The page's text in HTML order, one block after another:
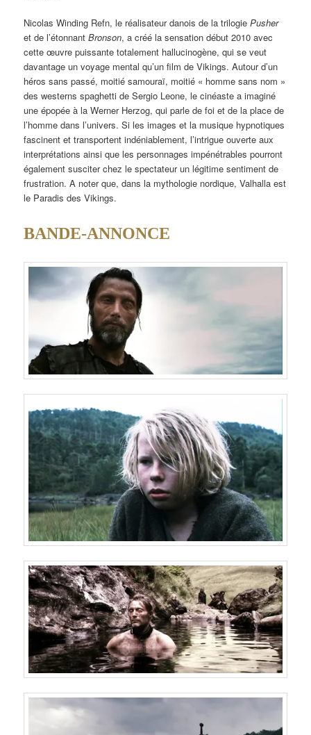
Nicolas Winding Refn, le réalisateur danois de la trilogiePusher
et de l’étonnantBronson, a créé la sensation début 2010 avec
cette œuvre puissante totalement hallucinogène, qui se veut
davantage un voyage mental qu’un film de Vikings. Autour d’un
héros sans passé, moitié samouraï, moitié « homme sans nom »
des westerns spaghetti de Sergio Leone, le cinéaste a imaginé
une épopée à la Werner Herzog, qui parle de foi et de la place de
l’homme dans l’univers. Si les images et la musique hypnotiques
fascinent et transportent indéniablement, l’intrigue ouverte aux
interprétations ainsi que les personnages impénétrables pourront
également susciter chez le spectateur un légitime sentiment de
frustration. A noter que, dans la mythologie nordique, Valhalla est
le Paradis des Vikings.
BANDE-ANNONCE